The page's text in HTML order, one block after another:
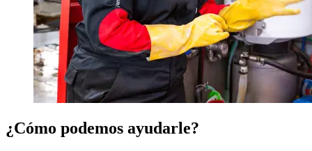
¿Cómo podemos ayudarle?